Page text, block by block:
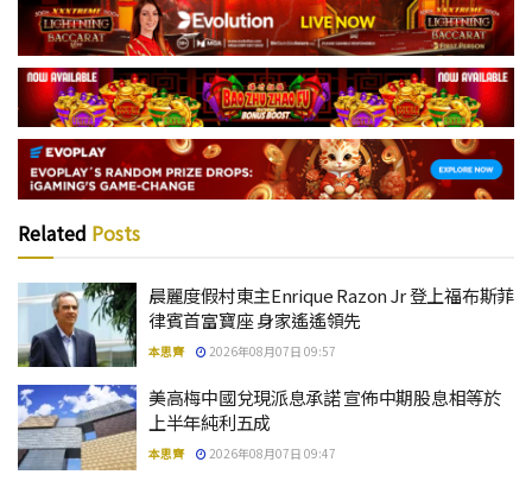
Related Posts
晨麗度假村東主Enrique Razon Jr 登上福布斯菲
律賓首富寶座 身家遙遙領先
本思齊 2026年08月07日 09:57
美高梅中國兌現派息承諾 宣佈中期股息相等於
上半年純利五成
本思齊 2026年08月07日 09:47